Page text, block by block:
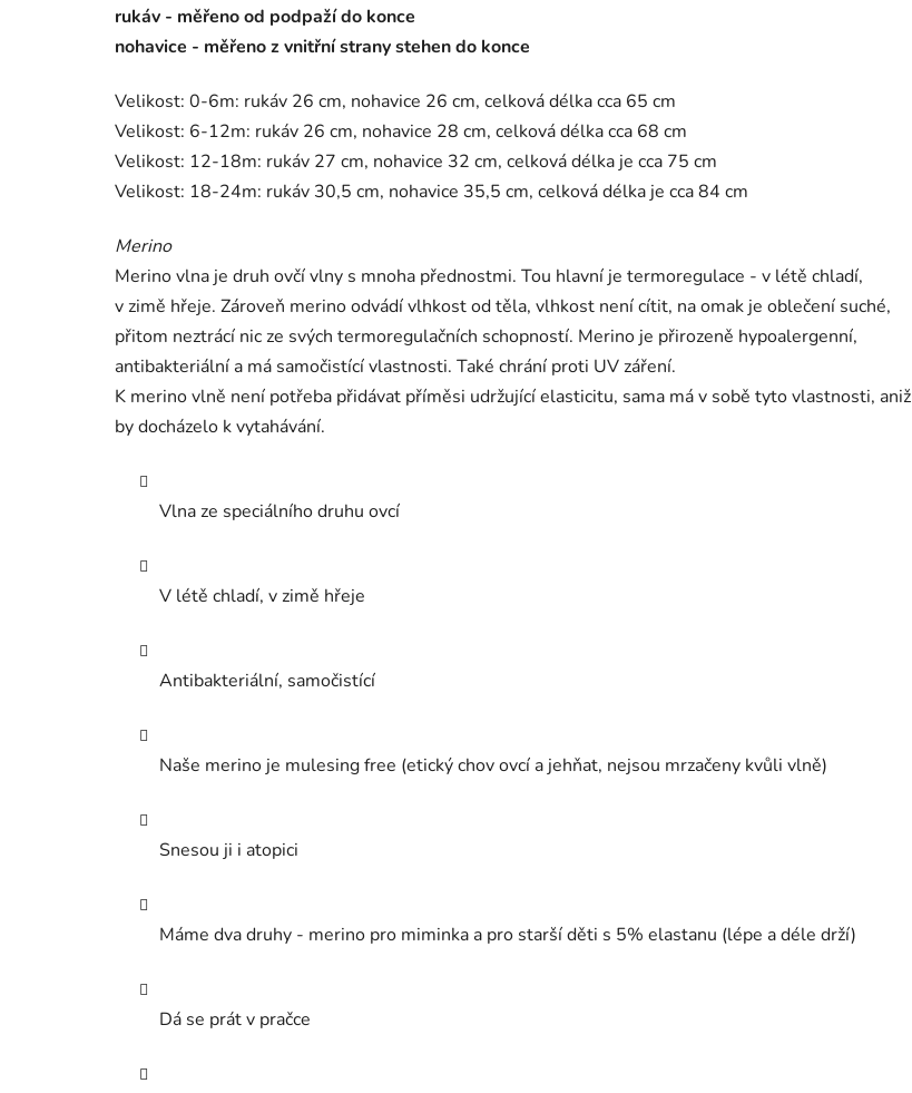
rukáv - měřeno od podpaží do konce
nohavice - měřeno z vnitřní strany stehen do konce
Velikost: 0-6m: rukáv 26 cm, nohavice 26 cm, celková délka cca 65 cm
Velikost: 6-12m: rukáv 26 cm, nohavice 28 cm, celková délka cca 68 cm
Velikost: 12-18m: rukáv 27 cm, nohavice 32 cm, celková délka je cca 75 cm
Velikost: 18-24m: rukáv 30,5 cm, nohavice 35,5 cm, celková délka je cca 84 cm
Merino
Merino vlna je druh ovčí vlny s mnoha přednostmi. Tou hlavní je termoregulace - v létě chladí,
v zimě hřeje. Zároveň merino odvádí vlhkost od těla, vlhkost není cítit, na omak je oblečení suché,
přitom neztrácí nic ze svých termoregulačních schopností. Merino je přirozeně hypoalergenní,
antibakteriální a má samočistící vlastnosti. Také chrání proti UV záření.
K merino vlně není potřeba přidávat příměsi udržující elasticitu, sama má v sobě tyto vlastnosti, aniž
by docházelo k vytahávání.
Vlna ze speciálního druhu ovcí
V létě chladí, v zimě hřeje
Antibakteriální, samočistící
Naše merino je mulesing free (etický chov ovcí a jehňat, nejsou mrzačeny kvůli vlně)
Snesou ji i atopici
Máme dva druhy - merino pro miminka a pro starší děti s 5% elastanu (lépe a déle drží)
Dá se prát v pračce